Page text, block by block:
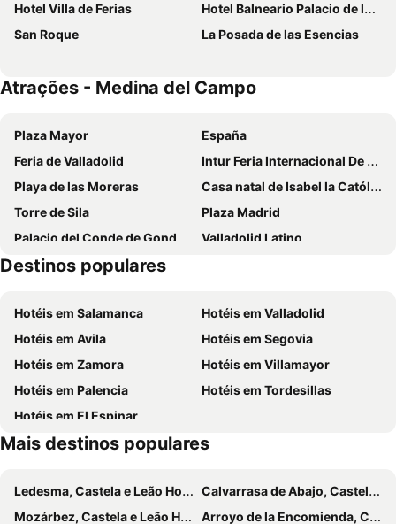
Hotel Villa de Ferias
Hotel Balneario Palacio de las Salinas
San Roque
La Posada de las Esencias
Atrações - Medina del Campo
Plaza Mayor
España
Feria de Valladolid
Intur Feria Internacional De Turismo De Interior
Playa de las Moreras
Casa natal de Isabel la Católica
Torre de Sila
Plaza Madrid
Palacio del Conde de Gondomar o Casa del Sol
Valladolid Latino
Parque Villa de las Ferias
Auditorio Miguel Delibes
Fiesta de la Vendimia de Toro
Antiguo Hospital General de Simón Ruiz
San Antolin
Estación de Ferrocarril
Casa Blanca
Parque temático del Mudéjar
Semana Santa
Festival internacional de teatro y artes de calle
La Overuela
Valladolid Airport
Destinos populares
Hotéis em Salamanca
Hotéis em Valladolid
Hotéis em Avila
Hotéis em Segovia
Hotéis em Zamora
Hotéis em Villamayor
Hotéis em Palencia
Hotéis em Tordesillas
Hotéis em El Espinar
Mais destinos populares
Ledesma, Castela e Leão Hotéis
Calvarrasa de Abajo, Castela e Leão Hotéis
Mozárbez, Castela e Leão Hotéis
Arroyo de la Encomienda, Castela e Leão Hotéis